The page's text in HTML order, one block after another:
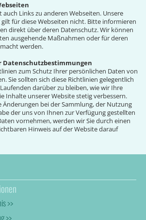
auch Links zu anderen Webseiten. Unsere
für diese Webseiten nicht. Bitte informieren
direkt über deren Datenschutz. Wir können
ausgehende Maßnahmen oder für deren
werden.
Datenschutzbestimmungen
zum Schutz Ihrer persönlichen Daten von
Sie sollten sich diese Richtlinien gelegentlich
darüber zu bleiben, wie wir Ihre
Inhalte unserer Website stetig verbessern.
Änderungen bei der Sammlung, der Nutzung
der uns von Ihnen zur Verfügung gestellten
vornehmen, werden wir Sie durch einen
Hinweis auf der Website darauf
>>
>>